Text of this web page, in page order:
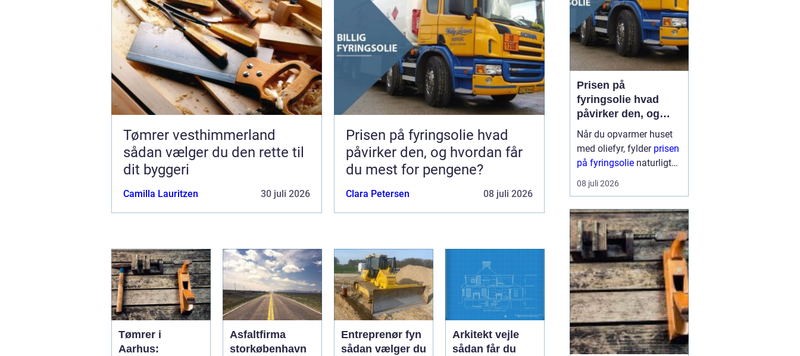
Tømrer vesthimmerland
sådan vælger du den rette til
dit byggeri
Camilla Lauritzen 30 juli 2026
Prisen på fyringsolie hvad
påvirker den, og hvordan får
du mest for pengene?
Clara Petersen 08 juli 2026
Tømrer i
Aarhus:
Asfaltfirma
storkøbenhavn
Entreprenør fyn
sådan vælger du
Arkitekt vejle
sådan får du
En30 juli 2026
Prisen på
fyringsolie hvad
påvirker den, og
hvordan får du mest
for pengene?
Når du opvarmer huset
med oliefyr, fylder prisen
på fyringsolie naturligt
meget i budgettet.
Mange oplever, at
år til år og nogle gange
fra uge til uge. Derfor
giver det god...
08 juli 2026